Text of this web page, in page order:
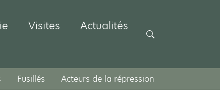
Visites Actualités
Rechercher
Fusillés Acteurs de la répression